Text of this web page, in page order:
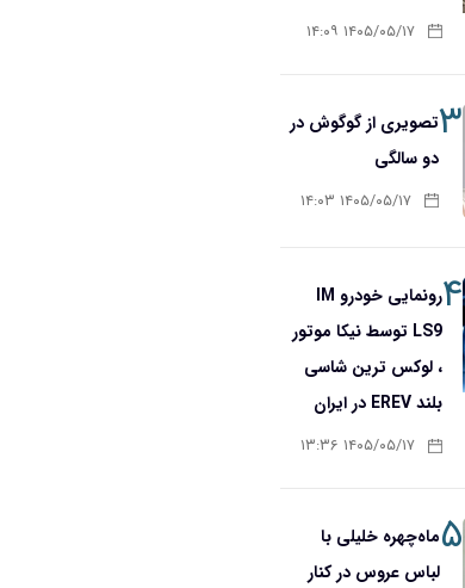
۱۴۰۵/۰۵/۱۷ ۱۴:۰۹
۳تصویری از گوگوش در
دو سالگی
۱۴۰۵/۰۵/۱۷ ۱۴:۰۳
۴
رونمایی خودرو IM
LS9 توسط نیکا موتور
، لوکس ترین شاسی
بلند EREV در ایران
۱۴۰۵/۰۵/۱۷ ۱۳:۳۶
۵ماه‌چهره خلیلی با
لباس عروس در کنار